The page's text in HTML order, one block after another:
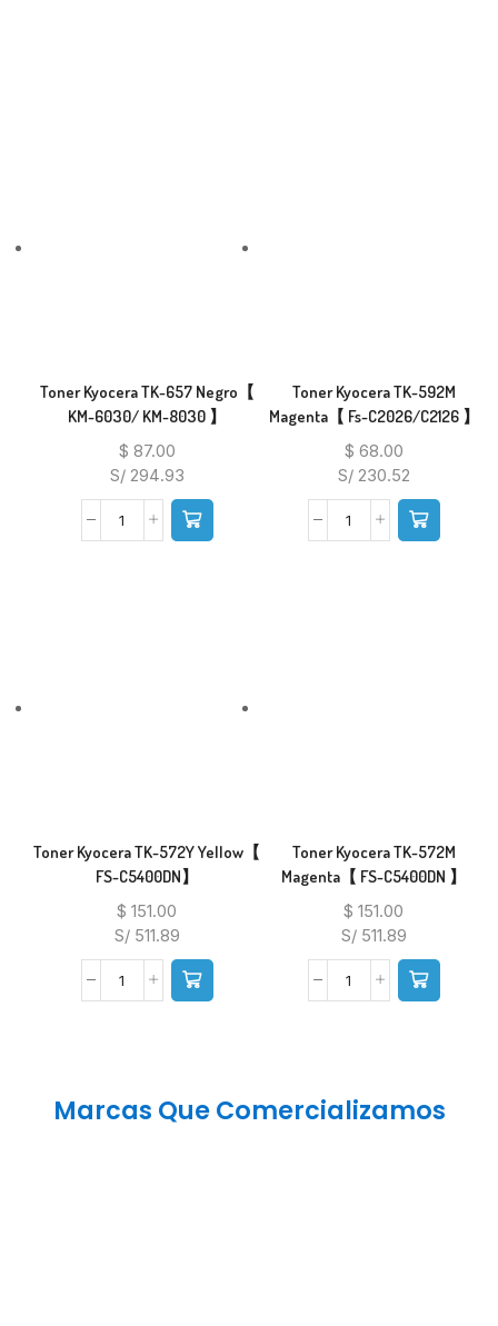
Toner Kyocera TK-657 Negro【
KM-6030/ KM-8030 】
$ 87.00
S/ 294.93
Toner Kyocera TK-592M
Magenta【 Fs-C2026/C2126 】
$ 68.00
S/ 230.52
Toner Kyocera TK-572Y Yellow【
FS-C5400DN】
$ 151.00
S/ 511.89
Toner Kyocera TK-572M
Magenta【 FS-C5400DN 】
$ 151.00
S/ 511.89
Marcas Que Comercializamos